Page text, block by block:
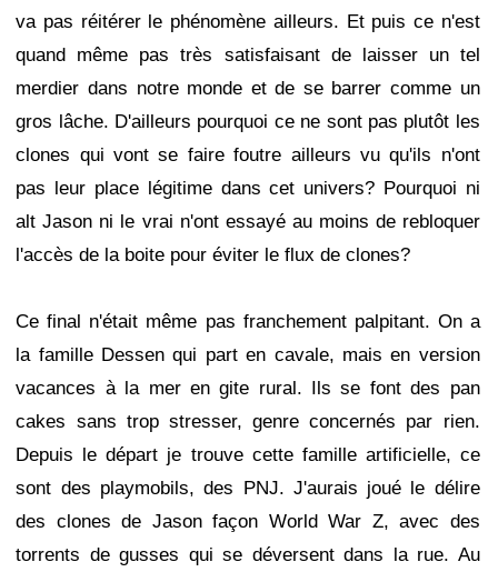
va pas réitérer le phénomène ailleurs. Et puis ce n'est
quand même pas très satisfaisant de laisser un tel
merdier dans notre monde et de se barrer comme un
gros lâche. D'ailleurs pourquoi ce ne sont pas plutôt les
clones qui vont se faire foutre ailleurs vu qu'ils n'ont
pas leur place légitime dans cet univers? Pourquoi ni
alt Jason ni le vrai n'ont essayé au moins de rebloquer
l'accès de la boite pour éviter le flux de clones?
Ce final n'était même pas franchement palpitant. On a
la famille Dessen qui part en cavale, mais en version
vacances à la mer en gite rural. Ils se font des pan
cakes sans trop stresser, genre concernés par rien.
Depuis le départ je trouve cette famille artificielle, ce
sont des playmobils, des PNJ. J'aurais joué le délire
des clones de Jason façon World War Z, avec des
torrents de gusses qui se déversent dans la rue. Au